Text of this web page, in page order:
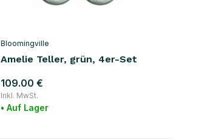
Bloomingville
Amelie Teller, grün, 4er-Set
109.00 €
Inkl. MwSt.
• Auf Lager